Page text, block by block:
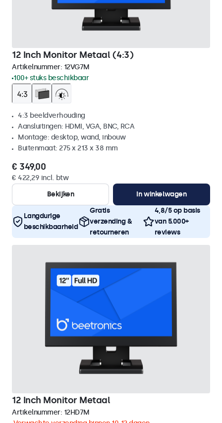
12 Inch Monitor Metaal (4:3)
Artikelnummer: 12VG7M
100+ stuks beschikbaar
4:3 beeldverhouding
Aansluitingen: HDMI, VGA, BNC, RCA
Montage: desktop, wand, inbouw
Buitenmaat: 275 x 213 x 38 mm
€ 349,00
€ 422,29 incl. btw
Bekijken
In winkelwagen
Langdurige
beschikbaarheid
Gratis
verzending &
retourneren
4,8/5 op basis
van 5.000+
reviews
12 Inch Monitor Metaal
Artikelnummer: 12HD7M